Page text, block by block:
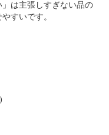
は主張しすぎない品の
すいです。